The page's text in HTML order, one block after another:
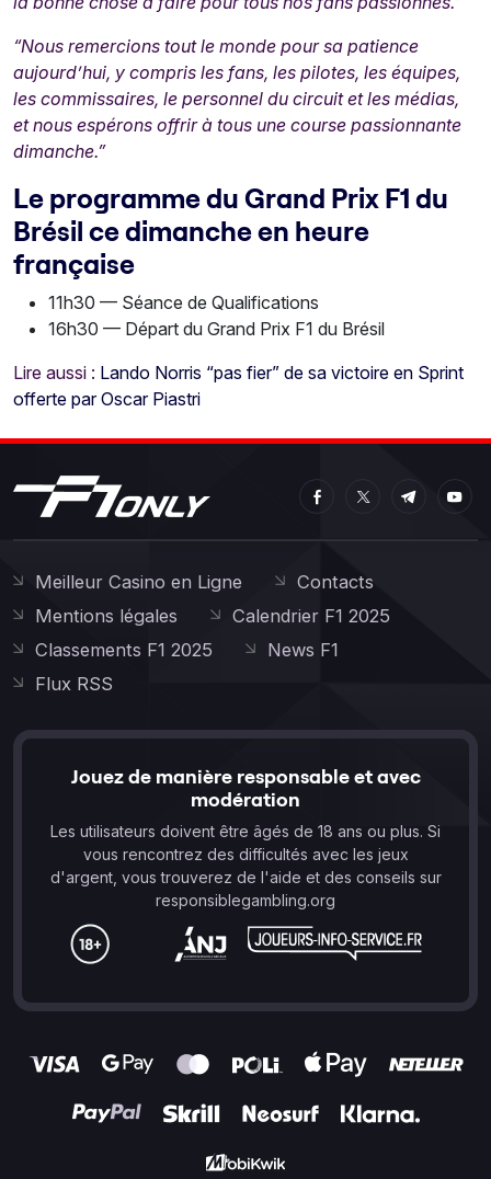
“Nous remercions tout le monde pour sa patience
aujourd’hui, y compris les fans, les pilotes, les équipes,
les commissaires, le personnel du circuit et les médias,
et nous espérons offrir à tous une course passionnante
dimanche.”
Le programme du Grand Prix F1 du
Brésil ce dimanche en heure
française
11h30 — Séance de Qualifications
16h30 — Départ du Grand Prix F1 du Brésil
Lire aussi : Lando Norris “pas fier” de sa victoire en Sprint
offerte par Oscar Piastri
Meilleur Casino en Ligne
Contacts
Mentions légales
Calendrier F1 2025
Classements F1 2025
News F1
Flux RSS
Jouez de manière responsable et avec
modération
Les utilisateurs doivent être âgés de 18 ans ou plus. Si
vous rencontrez des difficultés avec les jeux
d'argent, vous trouverez de l'aide et des conseils sur
responsiblegambling.org